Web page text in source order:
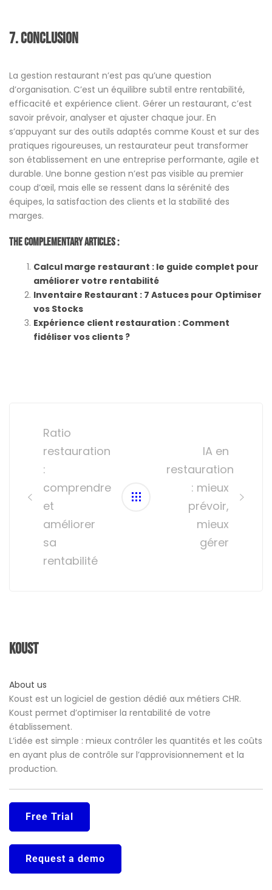
7. Conclusion
La gestion restaurant n’est pas qu’une question
d’organisation. C’est un équilibre subtil entre rentabilité,
efficacité et expérience client. Gérer un restaurant, c’est
savoir prévoir, analyser et ajuster chaque jour. En
s’appuyant sur des outils adaptés comme Koust et sur des
pratiques rigoureuses, un restaurateur peut transformer
son établissement en une entreprise performante, agile et
durable. Une bonne gestion n’est pas visible au premier
coup d’œil, mais elle se ressent dans la sérénité des
équipes, la satisfaction des clients et la stabilité des
marges.
The Complementary Articles :
Calcul marge restaurant : le guide complet pour
améliorer votre rentabilité
Inventaire Restaurant : 7 Astuces pour Optimiser
vos Stocks
Expérience client restauration : Comment
fidéliser vos clients ?
navigation
Ratio
restauration
:
comprendre
et
améliorer
sa
rentabilité
IA en
restauration
: mieux
prévoir,
mieux
gérer
Koust
About us
Koust est un logiciel de gestion dédié aux métiers CHR.
Koust permet d’optimiser la rentabilité de votre
établissement.
L’idée est simple : mieux contrôler les quantités et les coûts
en ayant plus de contrôle sur l’approvisionnement et la
production.
Free Trial
Request a demo